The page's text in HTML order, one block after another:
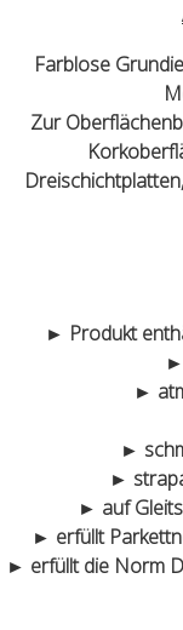
Farblose
Zur
► Produkt
►
►
►
► auf
► erfüllt
► erfüllt die Norm